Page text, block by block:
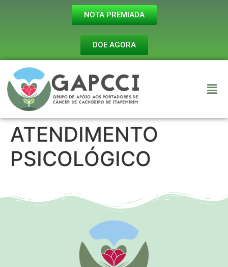
NOTA PREMIADA
DOE AGORA
ATENDIMENTO
PSICOLÓGICO